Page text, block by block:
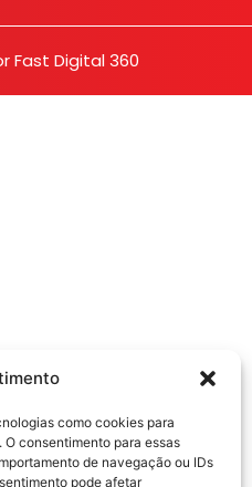
como cookies para
consentimento para essas
de navegação ou IDs
pode afetar
Fast Digital 360